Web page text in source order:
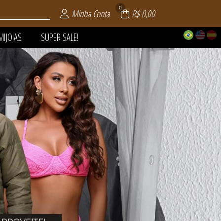
Minha Conta 0 R$ 0,00
| VERÃO
SUPER SALE!